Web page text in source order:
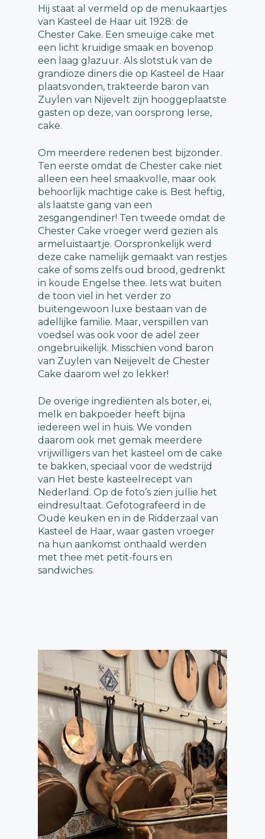
Hij staat al vermeld op de menukaartjes
van Kasteel de Haar uit 1928: de
Chester Cake. Een smeuïge cake met
een licht kruidige smaak en bovenop
een laag glazuur. Als slotstuk van de
grandioze diners die op Kasteel de Haar
plaatsvonden, trakteerde baron van
Zuylen van Nijevelt zijn hooggeplaatste
gasten op deze, van oorsprong Ierse,
cake.
Om meerdere redenen best bijzonder.
Ten eerste omdat de Chester cake niet
alleen een heel smaakvolle, maar ook
behoorlijk machtige cake is. Best heftig,
als laatste gang van een
zesgangendiner! Ten tweede omdat de
Chester Cake vroeger werd gezien als
armeluistaartje. Oorspronkelijk werd
deze cake namelijk gemaakt van restjes
cake of soms zelfs oud brood, gedrenkt
in koude Engelse thee. Iets wat buiten
de toon viel in het verder zo
buitengewoon luxe bestaan van de
adellijke familie. Maar, verspillen van
voedsel was ook voor de adel zeer
ongebruikelijk. Misschien vond baron
van Zuylen van Neijevelt de Chester
Cake daarom wel zo lekker!
De overige ingrediënten als boter, ei,
melk en bakpoeder heeft bijna
iedereen wel in huis. We vonden
daarom ook met gemak meerdere
vrijwilligers van het kasteel om de cake
te bakken, speciaal voor de wedstrijd
van Het beste kasteelrecept van
Nederland. Op de foto’s zien jullie het
eindresultaat. Gefotografeerd in de
Oude keuken en in de Ridderzaal van
Kasteel de Haar, waar gasten vroeger
na hun aankomst onthaald werden
met thee met petit-fours en
sandwiches.